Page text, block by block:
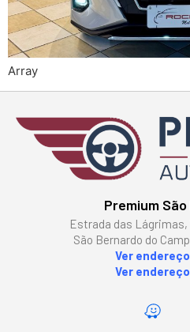
Array
Premium
Estrada das Lágrimas,
São Bernardo do
Ver
Ver